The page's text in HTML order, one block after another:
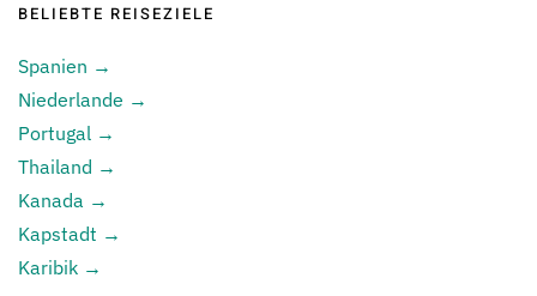
BELIEBTE REISEZIELE
Spanien →
Niederlande →
Portugal →
Thailand →
Kanada →
Kapstadt →
Karibik →